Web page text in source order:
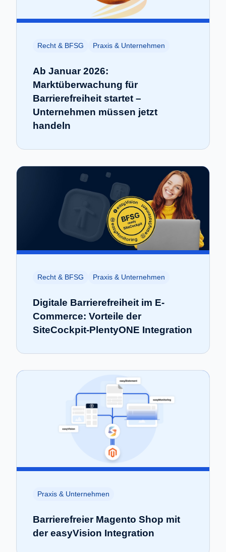
Recht & BFSG Praxis & Unternehmen
Ab Januar 2026:
Marktüberwachung für
Barrierefreiheit startet –
Unternehmen müssen jetzt
handeln
Recht & BFSG Praxis & Unternehmen
Digitale Barrierefreiheit im E-
Commerce: Vorteile der
SiteCockpit-PlentyONE Integration
Praxis & Unternehmen
Barrierefreier Magento Shop mit
der easyVision Integration